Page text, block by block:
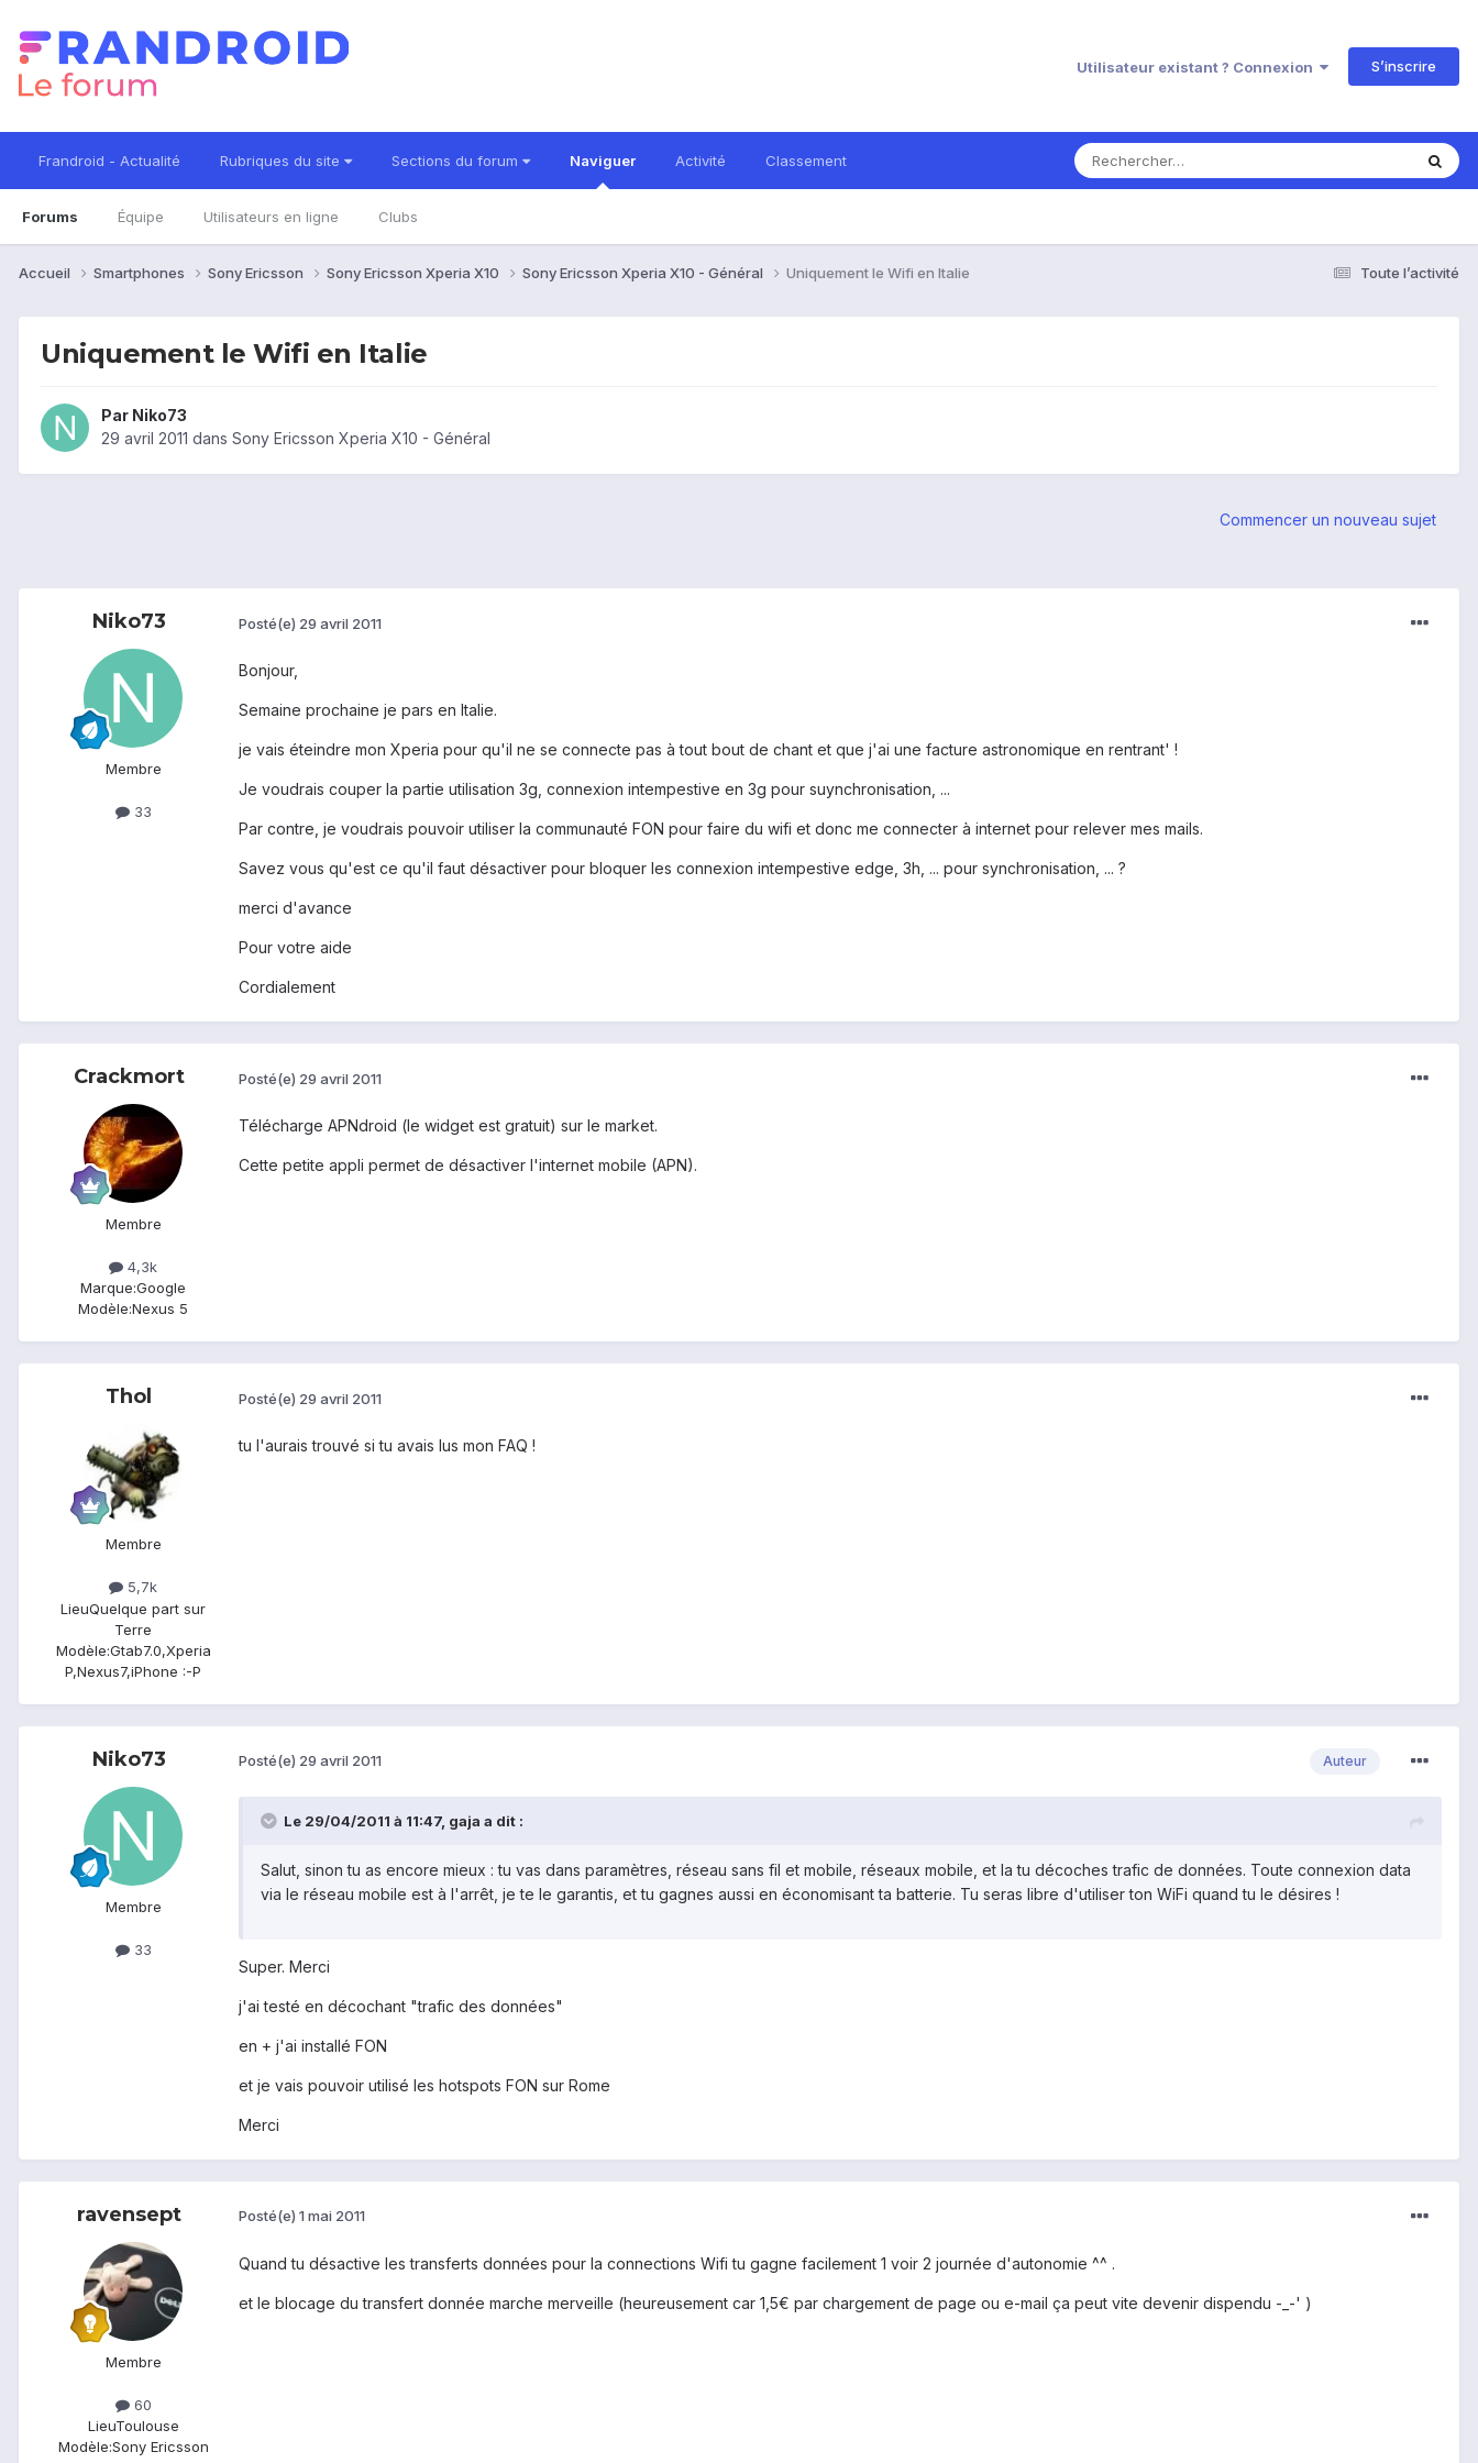
Utilisateur existant ? Connexion S’inscrire
Frandroid - Actualité Rubriques du site Sections du forum Naviguer
Forums Équipe Utilisateurs en ligne Clubs
Activité Classement
Toute l’activité
Accueil Smartphones Sony Ericsson Sony Ericsson Xperia X10 Sony Ericsson Xperia X10 - Général Uniquement le Wifi en Italie
Uniquement le Wifi en Italie
Par Niko73
29 avril 2011 dans Sony Ericsson Xperia X10 - Général
Commencer un nouveau sujet
Niko73
Membre
33
Posté(e) 29 avril 2011
Bonjour,
Semaine prochaine je pars en Italie.
je vais éteindre mon Xperia pour qu'il ne se connecte pas à tout bout de chant et que j'ai une facture astronomique en rentrant' !
Je voudrais couper la partie utilisation 3g, connexion intempestive en 3g pour suynchronisation, ...
Par contre, je voudrais pouvoir utiliser la communauté FON pour faire du wifi et donc me connecter à internet pour relever mes mails.
Savez vous qu'est ce qu'il faut désactiver pour bloquer les connexion intempestive edge, 3h, ... pour synchronisation, ... ?
merci d'avance
Pour votre aide
Cordialement
Crackmort
Membre
4,3k
Marque:Google
Modèle:Nexus 5
Posté(e) 29 avril 2011
Télécharge APNdroid (le widget est gratuit) sur le market.
Cette petite appli permet de désactiver l'internet mobile (APN).
Thol
Membre
5,7k
LieuQuelque part sur
Terre
Modèle:Gtab7.0,Xperia
P,Nexus7,iPhone :-P
Posté(e) 29 avril 2011
tu l'aurais trouvé si tu avais lus mon FAQ !
Niko73
Membre
33
Auteur
Posté(e) 29 avril 2011
Le 29/04/2011 à 11:47, gaja a dit :
Salut, sinon tu as encore mieux : tu vas dans paramètres, réseau sans fil et mobile, réseaux mobile, et la tu décoches trafic de données. Toute connexion data
via le réseau mobile est à l'arrêt, je te le garantis, et tu gagnes aussi en économisant ta batterie. Tu seras libre d'utiliser ton WiFi quand tu le désires !
Super. Merci
j'ai testé en décochant "trafic des données"
en + j'ai installé FON
et je vais pouvoir utilisé les hotspots FON sur Rome
Merci
ravensept
Membre
60
LieuToulouse
Modèle:Sony Ericsson
Posté(e) 1 mai 2011
Quand tu désactive les transferts données pour la connections Wifi tu gagne facilement 1 voir 2 journée d'autonomie ^^ .
et le blocage du transfert donnée marche merveille (heureusement car 1,5€ par chargement de page ou e-mail ça peut vite devenir dispendu -_-' )